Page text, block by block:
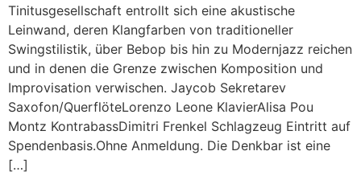
Tinitusgesellschaft entrollt sich eine akustische
Leinwand, deren Klangfarben von traditioneller
Swingstilistik, über Bebop bis hin zu Modernjazz reichen
und in denen die Grenze zwischen Komposition und
Improvisation verwischen. Jaycob Sekretarev
Saxofon/QuerflöteLorenzo Leone KlavierAlisa Pou
Montz KontrabassDimitri Frenkel Schlagzeug Eintritt auf
Spendenbasis.Ohne Anmeldung. Die Denkbar ist eine
[…]